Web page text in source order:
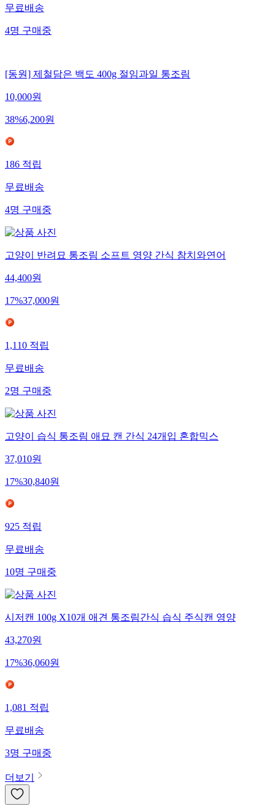
무료배송
4명구매중
[동원] 제철담은 백도 400g 절임과일 통조림
10,000원
38%6,200원
186적립
무료배송
4명구매중
고양이 반려묘 통조림 소프트 영양 간식 참치와연어
44,400원
17%37,000원
1,110적립
무료배송
2명구매중
고양이 습식 통조림 애묘 캔 간식 24개입 혼합믹스
37,010원
17%30,840원
925적립
무료배송
10명구매중
시저캔 100g X10개 애견 통조림간식 습식 주식캔 영양
43,270원
17%36,060원
1,081적립
무료배송
3명구매중
더보기